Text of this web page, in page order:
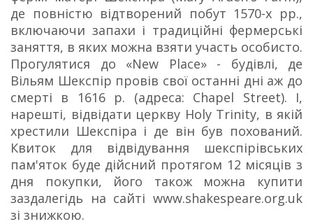
де повністю відтворений побут 1570-х рр.,
включаючи запахи і традиційні фермерські
заняття, в яких можна взяти участь особисто.
Прогулятися до «New Place» - будівлі, де
Вільям Шекспір ​​провів свої останні дні аж до
смерті в 1616 р. (адреса: Chapel Street). І,
нарешті, відвідати церкву Holy Trinity, в якій
хрестили Шекспіра і де він був похований.
Квиток для відвідування шекспірівських
пам'яток буде дійсний протягом 12 місяців з
дня покупки, його також можна купити
заздалегідь на сайті www.shakespeare.org.uk
зі знижкою.